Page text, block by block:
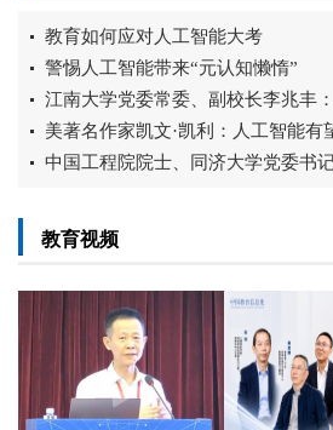
教育如何应对人工智能大考
警惕人工智能带来“元认知懒惰”
美著名作家凯文·凯利：人工智能有
教育视频